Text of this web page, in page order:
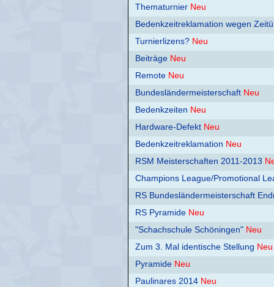
Thematurnier Neu
Bedenkzeitreklamation wegen
Turnierlizens? Neu
Beiträge Neu
Remote Neu
Bundesländermeisterschaft Neu
Bedenkzeiten Neu
Hardware-Defekt Neu
Bedenkzeitreklamation Neu
RSM Meisterschaften 2011-2013
Champions League/Promotional
RS Bundesländermeisterschaft
RS Pyramide Neu
"Schachschule Schöningen" Neu
Zum 3. Mal identische Stellung Neu
Pyramide Neu
Paulinares 2014 Neu